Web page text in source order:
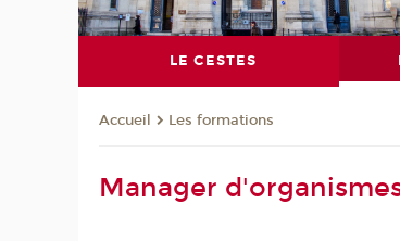
LE CESTES
Accueil Les formations
Manager